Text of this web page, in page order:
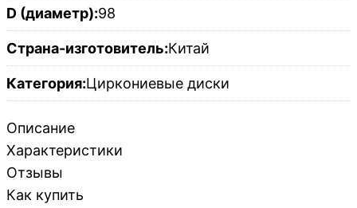
D (диаметр):98
Страна-изготовитель:Китай
Категория:Циркониевые диски
Описание
Характеристики
Отзывы
Как купить